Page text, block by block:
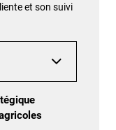
et son suivi